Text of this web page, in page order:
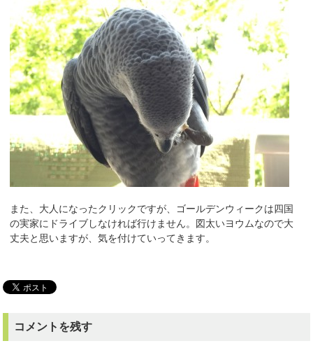
また、大人になったクリックですが、ゴールデンウィークは四国
の実家にドライブしなければ行けません。図太いヨウムなので大
丈夫と思いますが、気を付けていってきます。
コメントを残す